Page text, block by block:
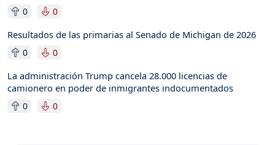
0 0
Resultados de las primarias al Senado de Michigan de 2026
0 0
La administración Trump cancela 28.000 licencias de
camionero en poder de inmigrantes indocumentados
0 0